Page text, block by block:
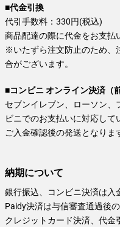
■代金引換
代引手数料：330円(税込)
商品配達の際に代金をお支払
※いたずら注文防止のため、
合がございま
■コンビニ オンライン決済（
セブンイレブン、ローソン、
ビニでのお支払いに対応して
ご入金確認後の発送となりま
納期について
銀行振込、コンビニ決済は入
Paidy決済は与信審査通過後の
クレジットカード決済、代